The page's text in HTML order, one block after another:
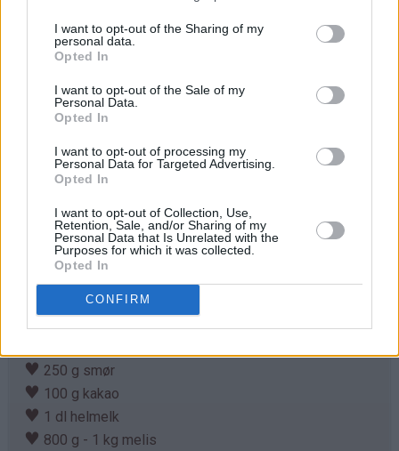
I want to opt-out of the Sharing of my
personal data.
Opted In
I want to opt-out of the Sale of my
Personal Data.
Opted In
I want to opt-out of processing my
Personal Data for Targeted Advertising.
Opted In
I want to opt-out of Collection, Use,
Retention, Sale, and/or Sharing of my
Personal Data that Is Unrelated with the
Purposes for which it was collected.
Opted In
CONFIRM
Sjokolademuffins:
100 g smør
1 dl kakao
2 egg
4,5 dl hvetemel
2 ts bakepulver
2 ts vaniljeekstrakt
♥2,5 dl lettrømme
♥0,5 dl melk
♥ 250 g smør
♥ 100 g kakao
♥ 1 dl helmelk
♥ 800 g - 1 kg melis